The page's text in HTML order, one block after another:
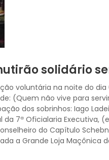
solidário
voluntária na noite do
(Quem não vive para
dos sobrinhos: Iago
7ª Oficialaria Executiva,
do Capítulo
a Grande Loja Maçônica